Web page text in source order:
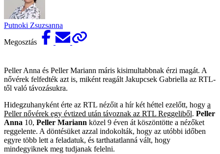
Putnoki Zsuzsanna
Megosztás
Peller Anna és Peller Mariann máris kisimultabbnak érzi magát. A
nővérek felfedték azt is, miként reagált Jakupcsek Gabriella az RTL-
től való távozásukra.
Hidegzuhanyként érte az RTL nézőit a hír két héttel ezelőtt, hogy a
Peller nővérek egy évtized után távoznak az RTL Reggeliből. Peller
Anna 10, Peller Mariann közel 9 éven át köszöntötte a nézőket
reggelente. A döntésüket azzal indokolták, hogy az utóbbi időben
egyre több lett a feladatuk, és tarthatatlanná vált, hogy
mindegyiknek meg tudjanak felelni.